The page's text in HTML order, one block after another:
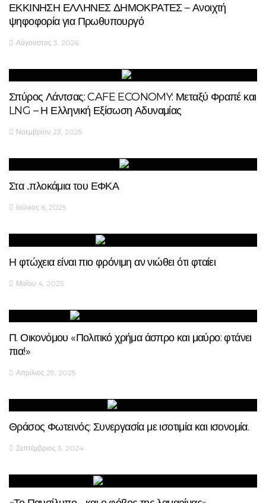
ΕΚΚΙΝΗΣΗ ΕΛΛΗΝΕΣ ΔΗΜΟΚΡΑΤΕΣ – Ανοιχτή
ψηφοφορία για Πρωθυπουργό
Αύγουστος 3, 2026
Σπύρος Λάντσας: CAFE ECONOMY: Μεταξύ Φραπέ και
LNG – Η Ελληνική Εξίσωση Αδυναμίας
Νοεμβρίου 23, 2025
Στα ..πλοκάμια του ΕΦΚΑ
Ιούνιος 6, 2025
Η φτώχεια είναι πιο φρόνιμη αν νιώθει ότι φταίει
Μαΐου 4, 2025
Π. Οικονόμου «Πολιτικό χρήμα άσπρο και μαύρο: φτάνει
πια!»
Απρίλιος 29, 2025
Θράσος Φωτεινός: Συνεργασία με ισοτιμία και ισονομία.
Σεπτέμβριος 3, 2024